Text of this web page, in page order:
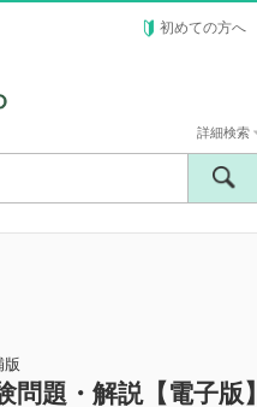
初めての方へ
詳細検索
版
題・解説【電子版】